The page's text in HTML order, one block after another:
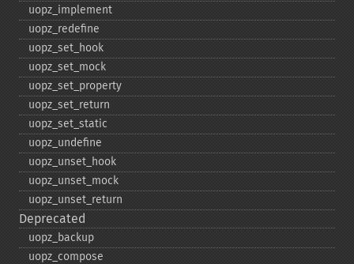
uopz_​implement
uopz_​redefine
uopz_​set_​hook
uopz_​set_​mock
uopz_​set_​property
uopz_​set_​return
uopz_​set_​static
uopz_​undefine
uopz_​unset_​hook
uopz_​unset_​mock
uopz_​unset_​return
Deprecated
uopz_​backup
uopz_​compose